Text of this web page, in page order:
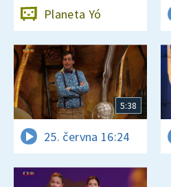
Planeta Yó
5:38
25. června 16:24